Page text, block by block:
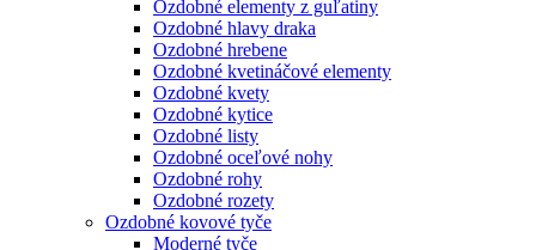
Ozdobné elementy z guľatiny
Ozdobné hlavy draka
Ozdobné hrebene
Ozdobné kvetináčové elementy
Ozdobné kvety
Ozdobné kytice
Ozdobné listy
Ozdobné oceľové nohy
Ozdobné rohy
Ozdobné rozety
Ozdobné kovové tyče
Moderné tyče